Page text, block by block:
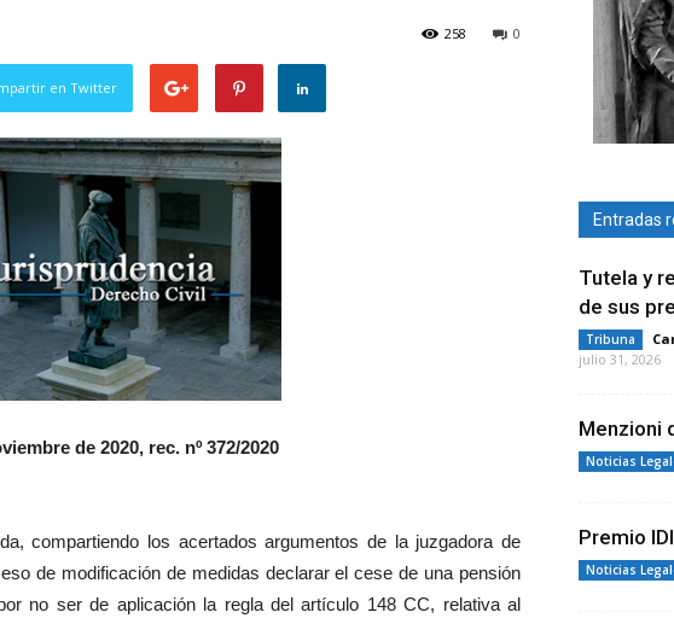
0
258
en Twitter
de 2020, rec. nº 372/2020
compartiendo los acertados argumentos de la juzgadora de
de modificación de medidas declarar el cese de una pensión
no ser de aplicación la regla del artículo 148 CC, relativa al
Entradas
Tutela y
de sus
Tribuna
julio 31, 2026
Menzioni
Noticias
Premio
Noticias